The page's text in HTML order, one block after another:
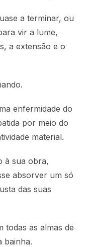
a terminar, ou
vir a lume,
a extensão e o
enfermidade do
por meio do
material.
à sua obra,
absorver um só
das suas
todas as almas de
bainha.